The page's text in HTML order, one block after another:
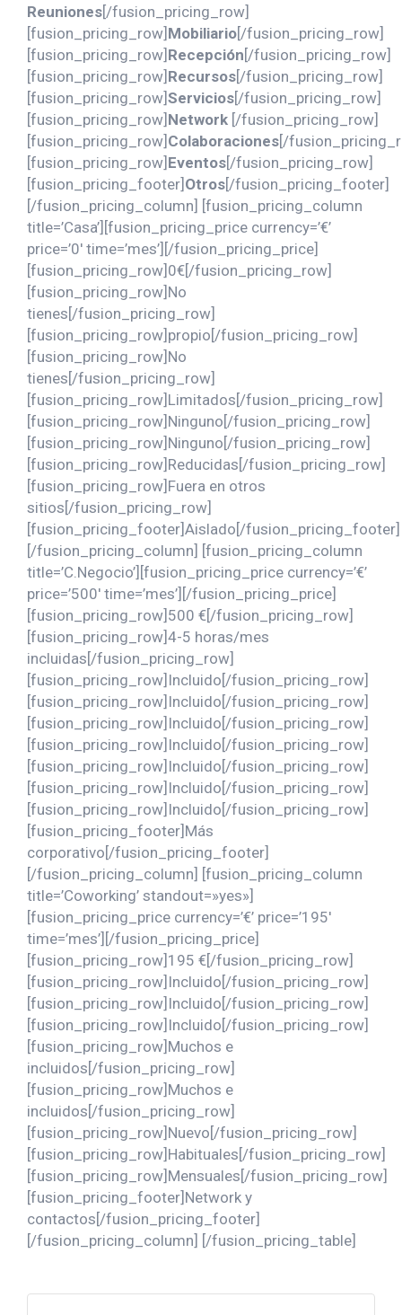
Reuniones[/fusion_pricing_row]
[fusion_pricing_row] Mobiliario[/fusion_pricing_row]
[fusion_pricing_row] Recepción[/fusion_pricing_row]
[fusion_pricing_row] Recursos[/fusion_pricing_row]
[fusion_pricing_row]Servicios[/fusion_pricing_row]
[fusion_pricing_row] Network [/fusion_pricing_row]
[fusion_pricing_row] Colaboraciones[/
[fusion_pricing_row] Eventos[/fusion_pricing_row]
[fusion_pricing_footer] Otros[/fusion_pricing_footer]
[/fusion_pricing_column] [fusion_pricing_column
title=’Casa’][fusion_pricing_price currency=’€’
price=’0′ time=’mes’][/fusion_pricing_price]
[fusion_pricing_row]0€[/fusion_pricing_row]
[fusion_pricing_row]No
tienes[/fusion_pricing_row]
[fusion_pricing_row]propio[/fusion_pricing_row]
[fusion_pricing_row]No
tienes[/fusion_pricing_row]
[fusion_pricing_row]Limitados[/fusion_pricing_row]
[fusion_pricing_row]Ninguno[/fusion_pricing_row]
[fusion_pricing_row]Ninguno[/fusion_pricing_row]
[fusion_pricing_row]Reducidas[/fusion_pricing_row]
[fusion_pricing_row]Fuera en otros
sitios[/fusion_pricing_row]
[fusion_pricing_footer]Aislado[/fusion_pricing_footer]
[/fusion_pricing_column] [fusion_pricing_column
title=’C.Negocio’][fusion_pricing_price currency=’€’
price=’500′ time=’mes’][/fusion_pricing_price]
[fusion_pricing_row]500 €[/fusion_pricing_row]
[fusion_pricing_row]4-5 horas/mes
incluidas[/fusion_pricing_row]
[fusion_pricing_row]Incluido[/fusion_pricing_row]
[fusion_pricing_row]Incluido[/fusion_pricing_row]
[fusion_pricing_row]Incluido[/fusion_pricing_row]
[fusion_pricing_row]Incluido[/fusion_pricing_row]
[fusion_pricing_row]Incluido[/fusion_pricing_row]
[fusion_pricing_row]Incluido[/fusion_pricing_row]
[fusion_pricing_row]Incluido[/fusion_pricing_row]
[fusion_pricing_footer]Más
corporativo[/fusion_pricing_footer]
[/fusion_pricing_column] [fusion_pricing_column
title=’Coworking’ standout=»yes»]
[fusion_pricing_price currency=’€’ price=’195′
time=’mes’][/fusion_pricing_price]
[fusion_pricing_row]195 €[/fusion_pricing_row]
[fusion_pricing_row]Incluido[/fusion_pricing_row]
[fusion_pricing_row]Incluido[/fusion_pricing_row]
[fusion_pricing_row]Incluido[/fusion_pricing_row]
[fusion_pricing_row]Muchos e
incluidos[/fusion_pricing_row]
[fusion_pricing_row]Muchos e
incluidos[/fusion_pricing_row]
[fusion_pricing_row]Nuevo[/fusion_pricing_row]
[fusion_pricing_row]Habituales[/fusion_pricing_row]
[fusion_pricing_row]Mensuales[/fusion_pricing_row]
[fusion_pricing_footer]Network y
contactos[/fusion_pricing_footer]
[/fusion_pricing_column] [/fusion_pricing_table]